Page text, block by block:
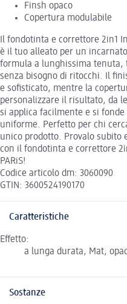
Finsh opaco
Copertura modulabile
Il fondotinta e correttore 2in1
è il tuo alleato per un
formula a lunghissima tenuta,
senza bisogno di ritocchi. Il
e sofisticato, mentre la
personalizzare il risultato, da
si applica facilmente e si
uniforme. Perfetto per chi
unico prodotto. Provalo subito
con il fondotinta e correttore
PARiS!
Codice articolo dm: 3060090
GTIN: 3600524190170
Caratteristiche
Effetto:
a lunga durata, Mat,
Sostanze